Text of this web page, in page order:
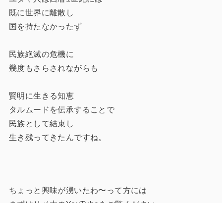
既に世界に離散し
国を持たなかったず
民族絶滅の危機に
幾度もさらされながらも
賢明に生きる知恵
タルムードを伝承することで
民族として結束し
生き残ってきたんですね。
ちょっと興味が湧いたわ〜って方には